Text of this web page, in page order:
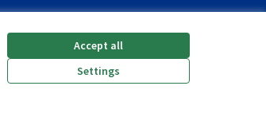
Accept all
Settings